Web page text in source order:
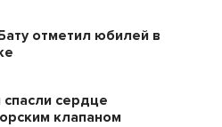
отметил юбилей в
сердце
клапаном